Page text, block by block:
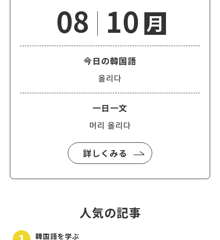
08 10 月
今日の韓国語
올리다
一日一文
머리 올리다
詳しくみる
人気の記事
韓国語を学ぶ